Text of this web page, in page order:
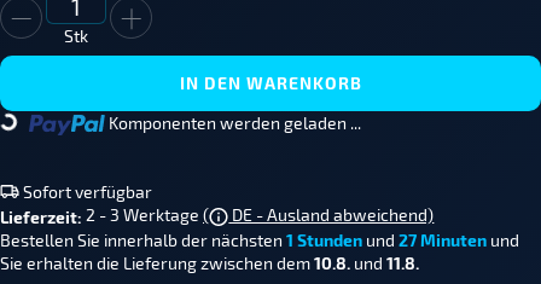
Stk
IN DEN WARENKORB
Komponenten werden geladen ...
Sofort verfügbar
Lieferzeit: 2 - 3 Werktage (
DE - Ausland abweichend)
Bestellen Sie innerhalb der nächsten 1 Stunden und 27 Minuten und
Sie erhalten die Lieferung zwischen dem10.8. und 11.8.